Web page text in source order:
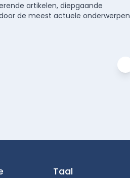
artikelen, diepgaande
de meest actuele onderwerpen
Taal